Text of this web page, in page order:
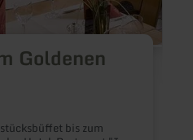
Goldenen
bis zum